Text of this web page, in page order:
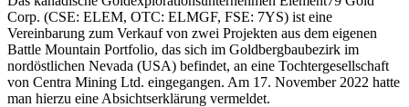
Corp. (CSE: ELEM, OTC: ELMGF, FSE: 7YS) ist eine
Vereinbarung zum Verkauf von zwei Projekten aus dem eigenen
Battle Mountain Portfolio, das sich im Goldbergbaubezirk im
nordöstlichen Nevada (USA) befindet, an eine Tochtergesellschaft
von Centra Mining Ltd. eingegangen. Am 17. November 2022 hatte
man hierzu eine Absichtserklärung vermeldet.